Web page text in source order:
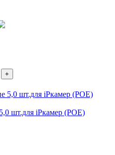
+
шт.для iPкамер (POE)